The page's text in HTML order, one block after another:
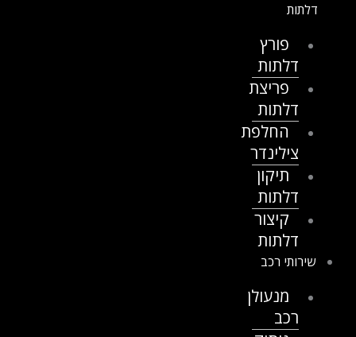
דלתות
פורץ
דלתות
פריצת
דלתות
החלפת
צילינדר
תיקון
דלתות
קיצור
דלתות
שירותי רכב
מנעולן